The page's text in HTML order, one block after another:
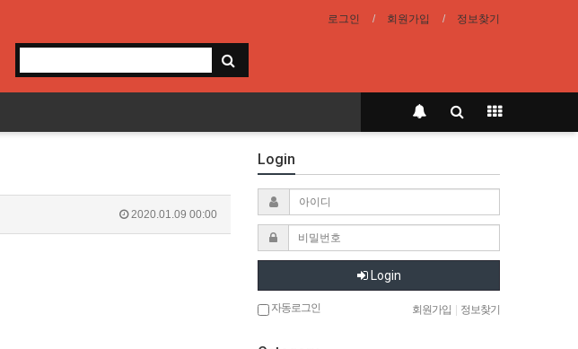
로그인 회원가입 정보찾기
2020.01.09 00:00
Login
Login
자동로그인 회원가입 정보찾기